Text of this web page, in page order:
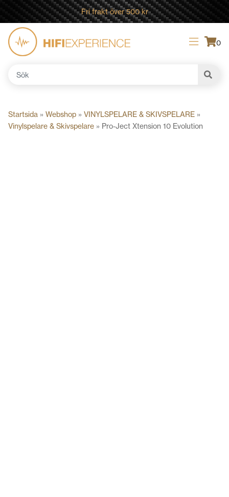
Fri frakt över 500 kr
0
Startsida » Webshop » VINYLSPELARE & SKIVSPELARE »
Vinylspelare & Skivspelare » Pro-Ject Xtension 10 Evolution